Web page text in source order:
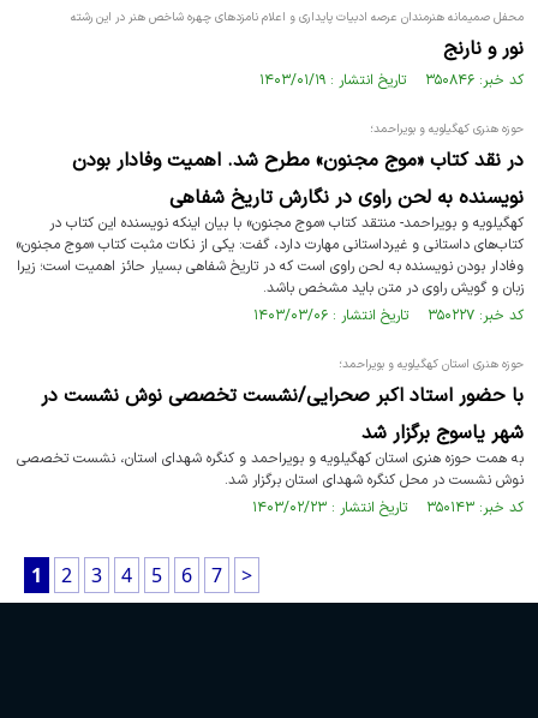
محفل صمیمانه هنرمندان عرصه ادبیات پایداری و اعلام نامزدهای چهره شاخص هنر در این رشته
نور و نارنج
کد خبر: ۳۵۰۸۴۶ تاریخ انتشار : ۱۴۰۳/۰۱/۱۹
حوزه هنری کهگیلویه و بویراحمد؛
در نقد کتاب «موج مجنون» مطرح شد. اهمیت وفادار بودن
نویسنده به لحن راوی در نگارش تاریخ شفاهی
کهگیلویه و بویراحمد- منتقد کتاب «موج مجنون» با بیان اینکه نویسنده این کتاب در
کتاب‌های داستانی و غیرداستانی مهارت دارد، گفت: یکی از نکات مثبت کتاب «موج مجنون»
وفادار بودن نویسنده به لحن راوی است که در تاریخ شفاهی بسیار حائز اهمیت است؛ زیرا
زبان و گویش راوی در متن باید مشخص باشد.
کد خبر: ۳۵۰۲۲۷ تاریخ انتشار : ۱۴۰۳/۰۳/۰۶
حوزه هنری استان کهگیلویه و بویراحمد؛
با حضور استاد اکبر صحرایی/نشست تخصصی نوش نشست در
شهر یاسوج برگزار شد
به همت حوزه هنری استان کهگیلویه و بویراحمد و کنگره شهدای استان، نشست تخصصی
نوش نشست در محل کنگره شهدای استان برگزار شد.
کد خبر: ۳۵۰۱۴۳ تاریخ انتشار : ۱۴۰۳/۰۲/۲۳
1 2 3 4 5 6 7 >